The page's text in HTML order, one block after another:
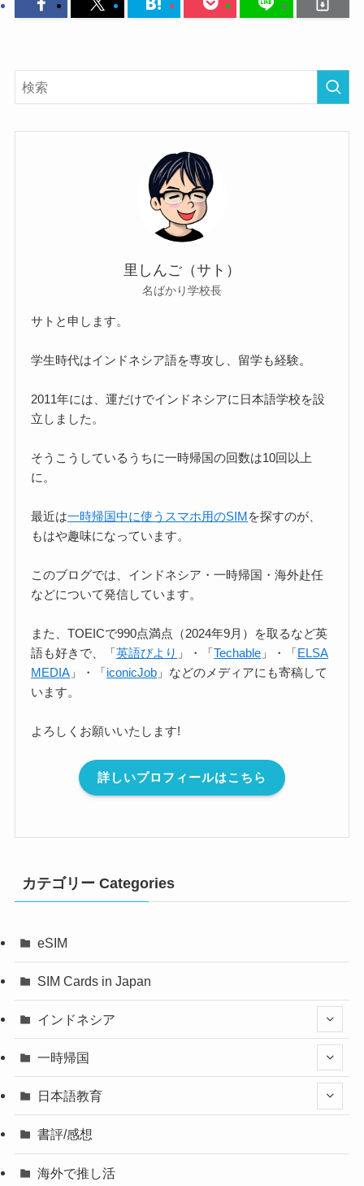
里しんご（サト）
名ばかり学校長
サトと申します。
学生時代はインドネシア語を専攻し、留学も経験。
2011年には、運だけでインドネシアに日本語学校を設
立しました。
そうこうしているうちに一時帰国の回数は10回以上
に。
最近は一時帰国中に使うスマホ用のSIMを探すのが、
もはや趣味になっています。
このブログでは、インドネシア・一時帰国・海外赴任
などについて発信しています。
また、TOEICで990点満点（2024年9月）を取るなど英
語も好きで、「英語びより 」・「Techable 」・「ELSA
MEDIA 」・「iconicJob 」などのメディアにも寄稿して
います。
よろしくお願いいたします!
詳しいプロフィールはこちら
カテゴリー Categories
eSIM
SIM Cards in Japan
インドネシア
一時帰国
日本語教育
書評/感想
海外で推し活